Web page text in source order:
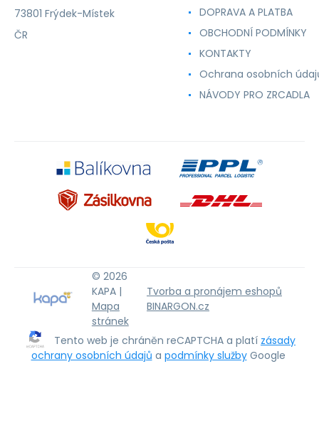
73801 Frýdek-Místek
ČR
DOPRAVA A PLATBA
OBCHODNÍ PODMÍNKY
KONTAKTY
Ochrana osobních
NÁVODY PRO ZRCADLA
© 2026
KAPA |
Mapa
stránek
Tvorba a pronájem eshopů
BINARGON.cz
Tento web je chráněn reCAPTCHA a platí zásady
ochrany osobních údajů a podmínky služby Google